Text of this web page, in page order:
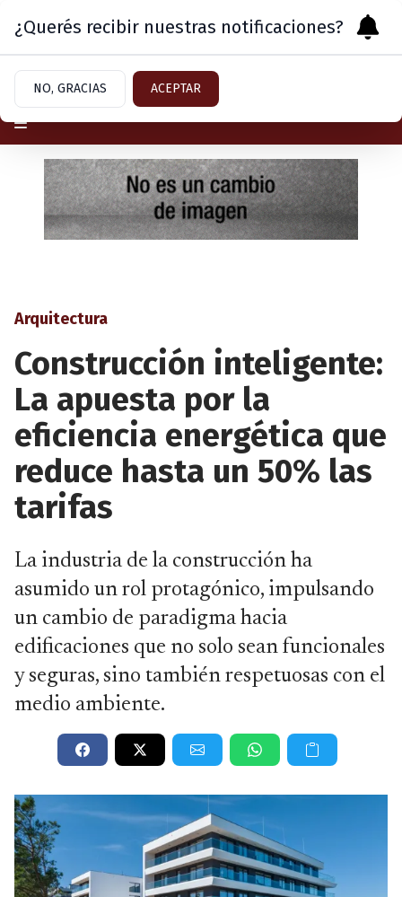
Viernes 7 de Agosto
Arquitectura
Construcción inteligente:
La apuesta por la
eficiencia energética que
reduce hasta un 50% las
tarifas
La industria de la construcción ha
asumido un rol protagónico, impulsando
un cambio de paradigma hacia
edificaciones que no solo sean funcionales
y seguras, sino también respetuosas con el
medio ambiente.
¿Querés recibir nuestras notificaciones?
NO, GRACIAS ACEPTAR